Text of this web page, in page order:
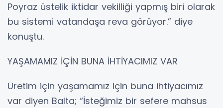
Poyraz üstelik iktidar vekilliği yapmış biri olarak
bu sistemi vatandaşa reva görüyor.” diye
konuştu.
YAŞAMAMIZ İÇİN BUNA İHTİYACIMIZ VAR
Üretim için yaşamamız için buna ihtiyacımız
var diyen Balta; “İsteğimiz bir sefere mahsus